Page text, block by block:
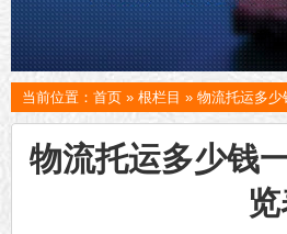
当前位置： 首页 » 根栏目 » 物流托运多
物流托运多少钱